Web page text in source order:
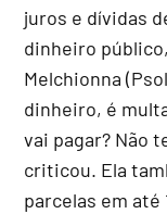
juros e dívidas
dinheiro
Melchionna
dinheiro, é
vai pagar? Não
criticou. Ela
parcelas em até